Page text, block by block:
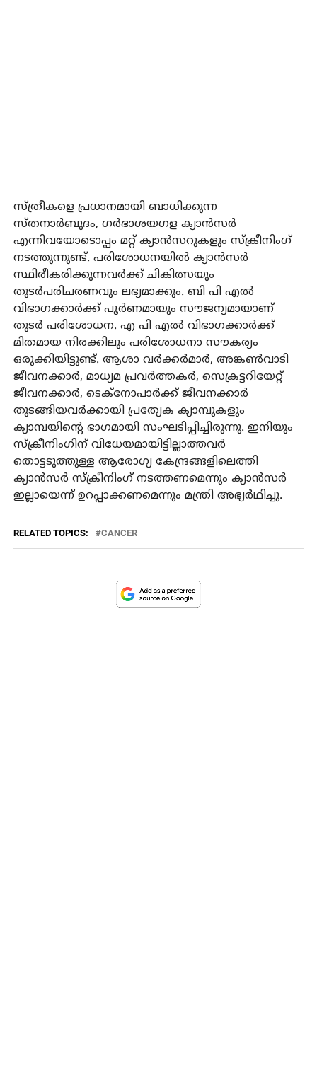
സ്ത്രീകളെ പ്രധാനമായി ബാധിക്കുന്ന
സ്തനാര്‍ബുദം, ഗര്‍ഭാശയഗള ക്യാന്‍സര്‍
എന്നിവയോടൊപ്പം മറ്റ് ക്യാന്‍സറുകളും സ്‌ക്രീനിംഗ്
നടത്തുന്നുണ്ട്. പരിശോധനയില്‍ ക്യാന്‍സര്‍
സ്ഥിരീകരിക്കുന്നവര്‍ക്ക് ചികിത്സയും
തുടര്‍പരിചരണവും ലഭ്യമാക്കും. ബി പി എല്‍
വിഭാഗക്കാര്‍ക്ക് പൂര്‍ണമായും സൗജന്യമായാണ്
തുടര്‍ പരിശോധന. എ പി എല്‍ വിഭാഗക്കാര്‍ക്ക്
മിതമായ നിരക്കിലും പരിശോധനാ സൗകര്യം
ഒരുക്കിയിട്ടുണ്ട്. ആശാ വര്‍ക്കര്‍മാര്‍, അങ്കണ്‍വാടി
ജീവനക്കാര്‍, മാധ്യമ പ്രവര്‍ത്തകര്‍, സെക്രട്ടറിയേറ്റ്
ജീവനക്കാര്‍, ടെക്‌നോപാര്‍ക്ക് ജീവനക്കാര്‍
തുടങ്ങിയവര്‍ക്കായി പ്രത്യേക ക്യാമ്പുകളും
ക്യാമ്പയിന്റെ ഭാഗമായി സംഘടിപ്പിച്ചിരുന്നു. ഇനിയും
സ്‌ക്രീനിംഗിന് വിധേയമായിട്ടില്ലാത്തവര്‍
തൊട്ടടുത്തുള്ള ആരോഗ്യ കേന്ദ്രങ്ങളിലെത്തി
ക്യാന്‍സര്‍ സ്‌ക്രീനിംഗ് നടത്തണമെന്നും ക്യാന്‍സര്‍
ഇല്ലായെന്ന് ഉറപ്പാക്കണമെന്നും മന്ത്രി അഭ്യര്‍ഥിച്ചു.
RELATED TOPICS: CANCER